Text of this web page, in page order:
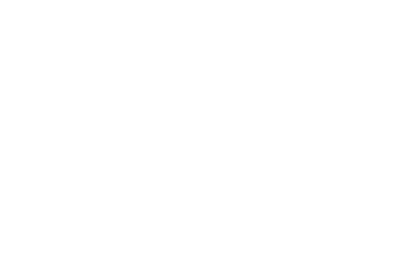
haine, incaltaminte, coafuri, tunsori, desene de